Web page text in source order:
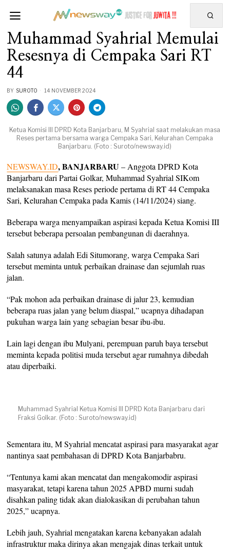
Muhammad Syahrial Memulai
Resesnya di Cempaka Sari RT
44
BY SUROTO 14 NOVEMBER 2024
Ketua Komisi III DPRD Kota Banjarbaru, M Syahrial saat melakukan masa
Reses pertama bersama warga Cempaka Sari, Kelurahan Cempaka
Banjarbaru. (Foto : Suroto/newsway.id)
NEWSWAY.ID, BANJARBARU– Anggota DPRD Kota
Banjarbaru dari Partai Golkar, Muhammad Syahrial SIKom
melaksanakan masa Reses periode pertama di RT 44 Cempaka
Sari, Kelurahan Cempaka pada Kamis (14/11/2024) siang.
Beberapa warga menyampaikan aspirasi kepada Ketua Komisi III
tersebut beberapa persoalan pembangunan di daerahnya.
Salah satunya adalah Edi Situmorang, warga Cempaka Sari
tersebut meminta untuk perbaikan drainase dan sejumlah ruas
jalan.
“Pak mohon ada perbaikan drainase di jalur 23, kemudian
beberapa ruas jalan yang belum diaspal,” ucapnya dihadapan
pukuhan warga lain yang sebagian besar ibu-ibu.
Lain lagi dengan ibu Mulyani, perempuan paruh baya tersebut
meminta kepada politisi muda tersebut agar rumahnya dibedah
atau diperbaiki.
Muhammad Syahrial Ketua Komisi III DPRD Kota Banjarbaru dari
Fraksi Golkar. (Foto : Suroto/newsway.id)
Sementara itu, M Syahrial mencatat aspirasi para masyarakat agar
nantinya saat pembahasan di DPRD Kota Banjarbabru.
“Tentunya kami akan mencatat dan mengakomodir aspirasi
masyarakat, tetapi karena tahun 2025 APBD murni sudah
disahkan paling tidak akan dialokasikan di perubahan tahun
2025,” ucapnya.
Lebih jauh, Syahrial mengatakan karena kebanyakan adalah
infrastruktur maka dirinya akan mengajak dinas terkait untuk